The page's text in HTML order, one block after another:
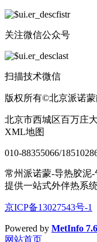
关注微信公众号
扫描技术微信
版权所有©北京派诺
北京市西城区百万庄
XML地图
010-88355066/
常州派诺蒙-导热胶泥
提供一站式外伴热系
京ICP备13027543号-1
Powered by MetInfo 7.6
网站首页